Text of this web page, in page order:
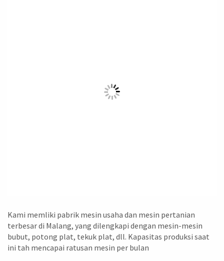
Kami memliki pabrik mesin usaha dan mesin pertanian
terbesar di Malang, yang dilengkapi dengan mesin-mesin
bubut, potong plat, tekuk plat, dll. Kapasitas produksi saat
ini tah mencapai ratusan mesin per bulan